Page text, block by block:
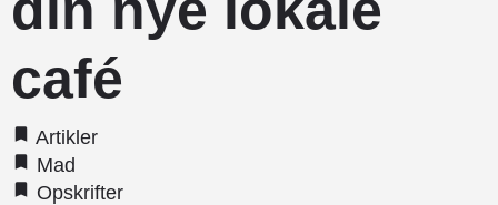
café
Artikler
Mad
Opskrifter